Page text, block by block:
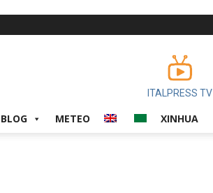
ITALPRESS TV
BLOG METEO XINHUA